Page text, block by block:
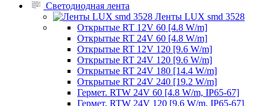
Светодиодная лента
Ленты LUX smd 3528
Открытые RT 12V 60 [4.8 W/m]
Открытые RT 24V 60 [4.8 W/m]
Открытые RT 12V 120 [9.6 W/m]
Открытые RT 24V 120 [9.6 W/m]
Открытые RT 24V 180 [14.4 W/m]
Открытые RT 24V 240 [19.2 W/m]
Гермет. RTW 24V 60 [4.8 W/m, IP65-67]
Гермет. RTW 24V 120 [9.6 W/m, IP65-67]